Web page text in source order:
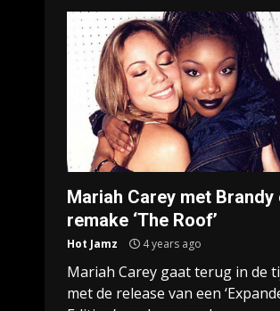
Mariah Carey met Brandy
remake ‘The Roof’
Hot Jamz 4 years ago
Mariah Carey gaat terug in de
met de release van een